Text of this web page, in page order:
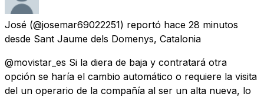
José (@josemar69022251) reportó hace 28 minutos
desde Sant Jaume dels Domenys, Catalonia
@movistar_es Si la diera de baja y contratará otra
opción se haría el cambio automático o requiere la visita
del un operario de la compañía al ser un alta nueva, lo